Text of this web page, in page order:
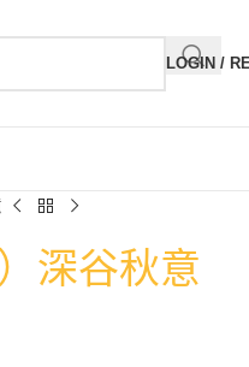
LOGIN /
深谷秋意